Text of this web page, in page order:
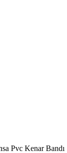
Pvc Kenar Bandı